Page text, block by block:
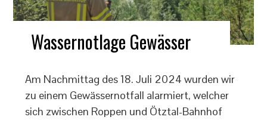
Wassernotlage Gewässer
Am Nachmittag des 18. Juli 2024 wurden wir
zu einem Gewässernotfall alarmiert, welcher
sich zwischen Roppen und Ötztal-Bahnhof